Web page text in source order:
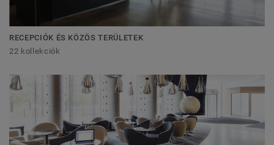
RECEPCIÓK ÉS KÖZÖS TERÜLETEK
22 kollekciók